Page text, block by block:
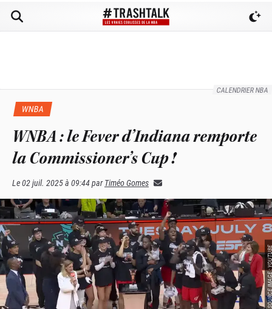
CALENDRIER NBA
WNBA
WNBA : le Fever d’Indiana remporte
la Commissioner’s Cup !
Le02 juil. 2025 à 09:44par Timéo Gomes
SOURCE